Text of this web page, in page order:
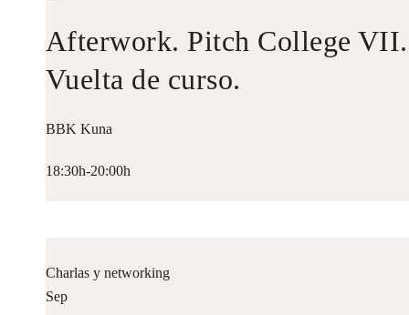
Afterwork. Pitch College VII.
Vuelta de curso.
BBK Kuna
18:30h-20:00h
Charlas y networking
Sep